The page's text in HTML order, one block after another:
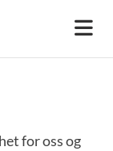
for oss og